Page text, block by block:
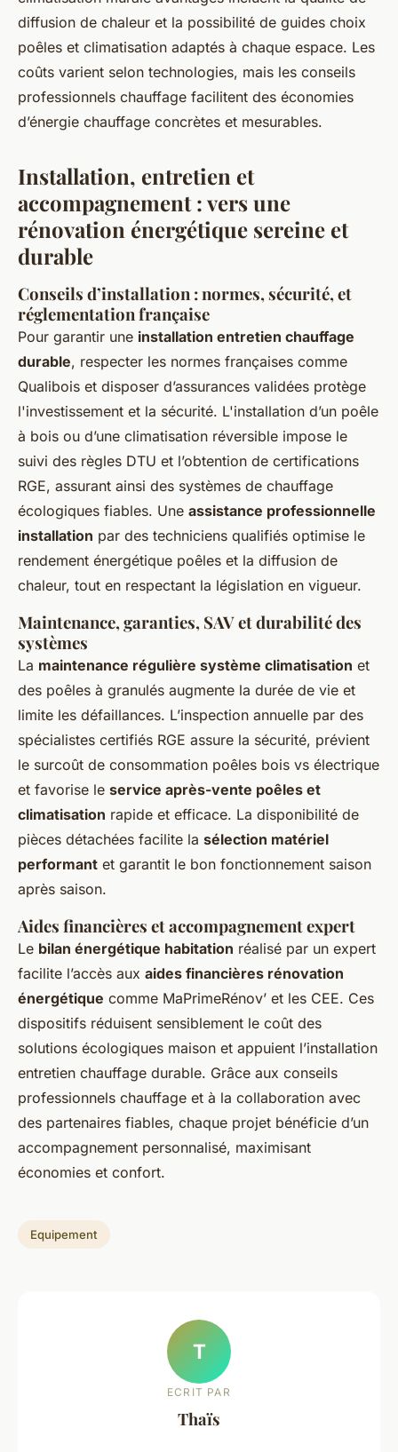
diffusion de chaleur et la possibilité de guides choix
poêles et climatisation adaptés à chaque espace. Les
coûts varient selon technologies, mais les conseils
professionnels chauffage facilitent des économies
d’énergie chauffage concrètes et mesurables.
Installation, entretien et
accompagnement : vers une
rénovation énergétique sereine et
durable
Conseils d’installation : normes, sécurité, et
réglementation française
Pour garantir une installation entretien chauffage
durable, respecter les normes françaises comme
Qualibois et disposer d’assurances validées protège
l'investissement et la sécurité. L'installation d’un poêle
à bois ou d’une climatisation réversible impose le
suivi des règles DTU et l’obtention de certifications
RGE, assurant ainsi des systèmes de chauffage
écologiques fiables. Une assistance professionnelle
installation par des techniciens qualifiés optimise le
rendement énergétique poêles et la diffusion de
chaleur, tout en respectant la législation en vigueur.
Maintenance, garanties, SAV et durabilité des
systèmes
La maintenance régulière système climatisation et
des poêles à granulés augmente la durée de vie et
limite les défaillances. L’inspection annuelle par des
spécialistes certifiés RGE assure la sécurité, prévient
le surcoût de consommation poêles bois vs électrique
et favorise le service après-vente poêles et
climatisation rapide et efficace. La disponibilité de
pièces détachées facilite la sélection matériel
performant et garantit le bon fonctionnement saison
après saison.
Aides financières et accompagnement expert
Le bilan énergétique habitation réalisé par un expert
facilite l’accès aux aides financières rénovation
énergétique comme MaPrimeRénov’ et les CEE. Ces
dispositifs réduisent sensiblement le coût des
solutions écologiques maison et appuient l’installation
entretien chauffage durable. Grâce aux conseils
professionnels chauffage et à la collaboration avec
des partenaires fiables, chaque projet bénéficie d’un
accompagnement personnalisé, maximisant
économies et confort.
Equipement
T
ECRIT PAR
Thaïs